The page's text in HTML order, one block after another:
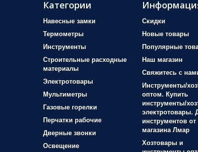
Категории
Навесные замки
Термометры
Инструменты
Строительные расходные
материалы
Электротовары
Мультиметры
Газовые горелки
Перчатки рабочие
Дверные звонки
Освещение
Скидки
Новые товары
Популярные
Наш магазин
Свяжитесь с
Инструменты/
оптом. Купить
инструменты/
электротовары.
инструментов от
магазина Лмар
Хозтовары и